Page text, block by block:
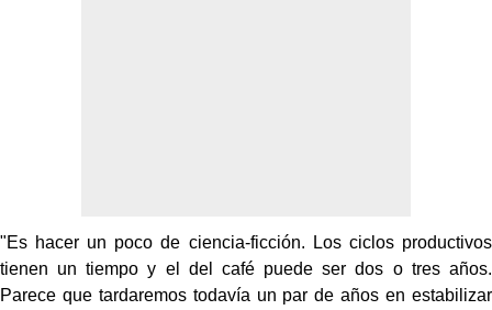
"Es hacer un poco de ciencia-ficción. Los ciclos productivos
tienen un tiempo y el del café puede ser dos o tres años.
Parece que tardaremos todavía un par de años en estabilizar